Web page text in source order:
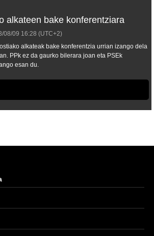
alkateen bake konferentziara
08/09 16:28 (UTC+2)
alkateak bake konferentzia urrian izango dela
PPk ez da gaurko bilerara joan eta PSEk
esan du.